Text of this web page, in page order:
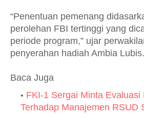
“Penentuan pemenang
perolehan FBI tertinggi yang
periode program,” ujar
penyerahan hadiah Ambia Lubis.
Baca Juga
FKI-1 Sergai Minta Evaluasi
Terhadap Manajemen RSUD